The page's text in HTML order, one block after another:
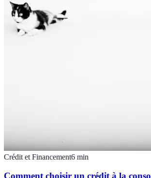
Crédit et Financement6 min
Comment choisir un crédit à la